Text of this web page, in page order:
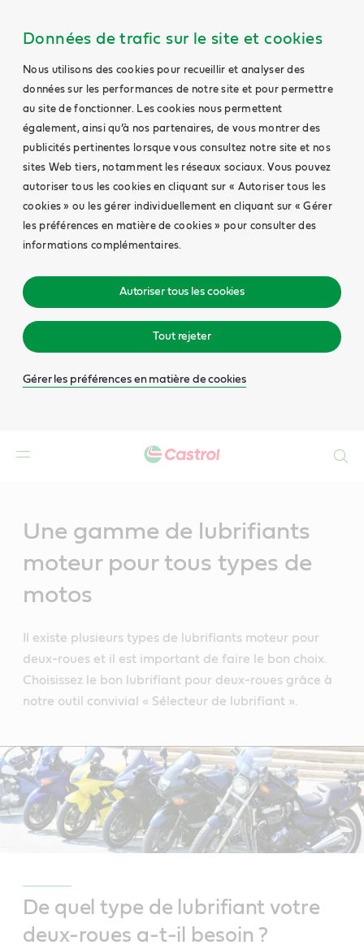
Données de trafic sur le site et cookies
Nous utilisons des cookies pour recueillir et analyser des
données sur les performances de notre site et pour permettre
au site de fonctionner. Les cookies nous permettent
également, ainsi qu’à nos partenaires, de vous montrer des
publicités pertinentes lorsque vous consultez notre site et nos
sites Web tiers, notamment les réseaux sociaux. Vous pouvez
autoriser tous les cookies en cliquant sur « Autoriser tous les
cookies » ou les gérer individuellement en cliquant sur « Gérer
les préférences en matière de cookies » pour consulter des
informations complémentaires.
Autoriser tous les cookies
Tout rejeter
Gérer les préférences en matière de cookies
Une gamme de lubrifiants
moteur pour tous types de
motos
Il existe plusieurs types de lubrifiants moteur pour
deux-roues et il est important de faire le bon choix.
Choisissez le bon lubrifiant pour deux-roues grâce à
notre outil convivial « Sélecteur de lubrifiant ».
De quel type de lubrifiant votre
deux-roues a-t-il besoin ?